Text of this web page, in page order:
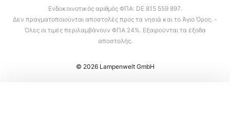
Ενδοκοινοτικός αριθμός ΦΠΑ: DE 815 559 897.
Δεν πραγματοποιούνται αποστολές προς τα νησιά και το Άγιο Όρος. -
Όλες οι τιμές περιλαμβάνουν ΦΠΑ 24%. Εξαιρούνται τα έξοδα
αποστολής.
© 2026 Lampenwelt GmbH